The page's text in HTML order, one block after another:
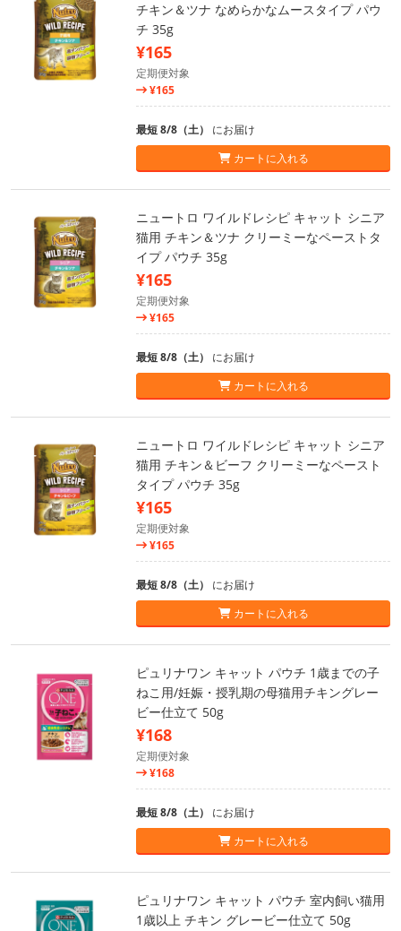
チキン＆ツナ なめらかなムースタイプ パウ
チ 35g
¥165
定期便対象
¥165
最短 8/8（土） にお届け
カートに入れる
ニュートロ ワイルドレシピ キャット シニア
猫用 チキン＆ツナ クリーミーなペーストタ
イプ パウチ 35g
¥165
定期便対象
¥165
最短 8/8（土） にお届け
カートに入れる
ニュートロ ワイルドレシピ キャット シニア
猫用 チキン＆ビーフ クリーミーなペースト
タイプ パウチ 35g
¥165
定期便対象
¥165
最短 8/8（土） にお届け
カートに入れる
ピュリナワン キャット パウチ 1歳までの子
ねこ用/妊娠・授乳期の母猫用チキングレー
ビー仕立て 50g
¥168
定期便対象
¥168
最短 8/8（土） にお届け
カートに入れる
ピュリナワン キャット パウチ 室内飼い猫用
1歳以上 チキン グレービー仕立て 50g